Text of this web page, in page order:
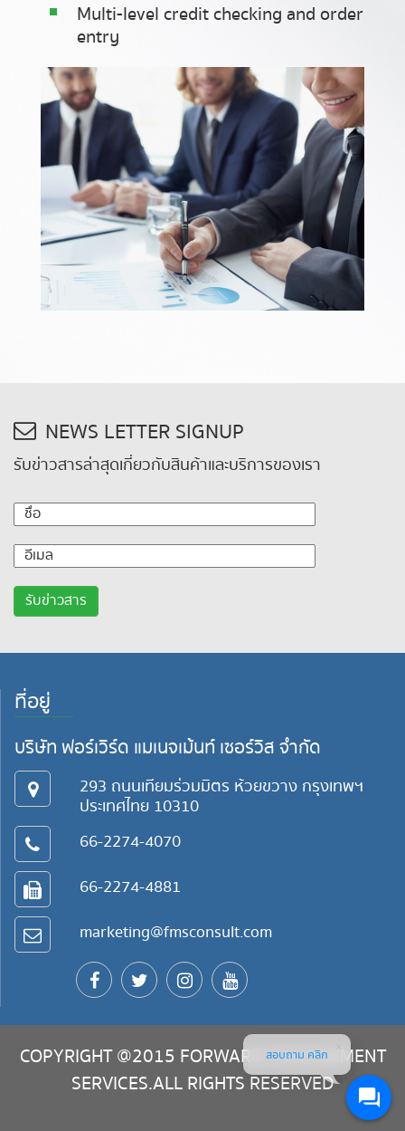
Multi-level credit checking and order
entry
NEWS LETTER SIGNUP
รับข่าวสารล่าสุดเกี่ยวกับสินค้าและบริการของเรา
ที่อยู่
บริษัท ฟอร์เวิร์ด แมเนจเม้นท์ เซอร์วิส จำกัด
293 ถนนเทียมร่วมมิตร ห้วยขวาง กรุงเทพฯ
ประเทศไทย 10310
66-2274-4070
66-2274-4881
marketing@fmsconsult.com
COPYRIGHT @2015 FORWARD MANAGEMENT
SERVICES.ALL RIGHTS RESERVED
สอบถาม คลิก